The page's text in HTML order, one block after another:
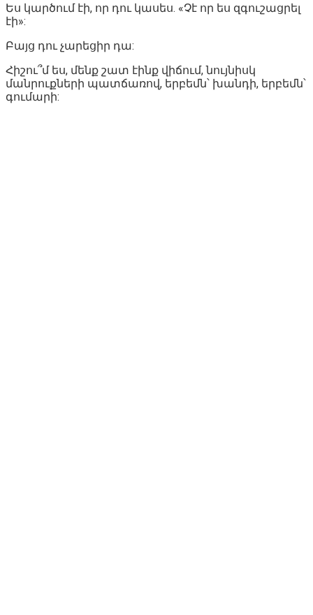
Ես կարծում էի, որ դու կասես. «Չէ որ ես զգուշացրել
էի»:
Բայց դու չարեցիր դա:
Հիշու՞մ ես, մենք շատ էինք վիճում, նույնիսկ
մանրուքների պատճառով, երբեմն՝ խանդի, երբեմն՝
գումարի: